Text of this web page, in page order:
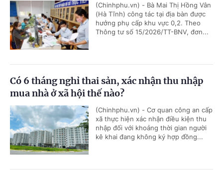
(Chinhphu.vn) - Bà Mai Thị Hồng Vân
(Hà Tĩnh) công tác tại địa bàn được
hưởng phụ cấp khu vực 0,2. Theo
Thông tư số 15/2026/TT-BNV, đơn...
Có 6 tháng nghỉ thai sản, xác nhận thu nhập
mua nhà ở xã hội thế nào?
(Chinhphu.vn) - Cơ quan công an cấp
xã thực hiện xác nhận điều kiện thu
nhập đối với khoảng thời gian người
kê khai đang không ký hợp đồng...